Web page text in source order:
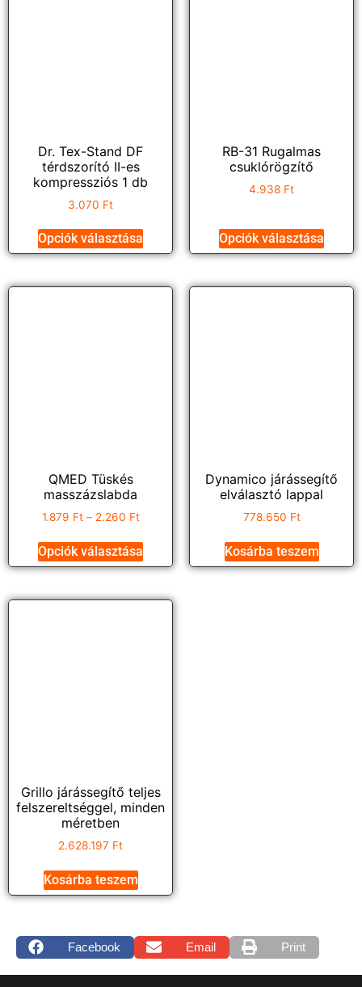
Dr. Tex-Stand DF
térdszorító II-es
kompressziós 1 db
3.070 Ft
Opciók választása
RB-31 Rugalmas
csuklórögzítő
4.938 Ft
Opciók választása
QMED Tüskés
masszázslabda
1.879 Ft – 2.260 Ft
Opciók választása
Dynamico járássegítő
elválasztó lappal
778.650 Ft
Kosárba teszem
Grillo járássegítő teljes
felszereltséggel, minden
méretben
2.628.197 Ft
Kosárba teszem
Facebook Email Print